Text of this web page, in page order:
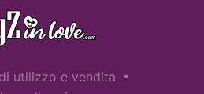
utilizzo e vendita •